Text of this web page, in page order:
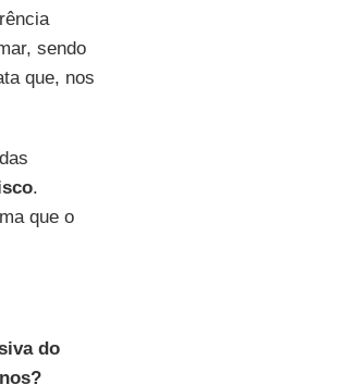
sendo
que, nos
.
que o
do